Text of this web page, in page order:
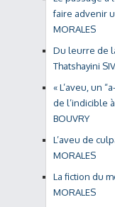
faire advenir
MORALES
Du leurre de
Thatshayini
« L’aveu, un
de l’indicible
BOUVRY
L’aveu de
MORALES
La fiction du
MORALES